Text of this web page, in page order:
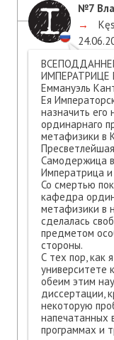
№7
→
ИМПЕРАТРИЦЕ
Еммануэль
Ея
назначить его
ординарнаго
метафизики в
Самодержица
Императрица
Со смертью
кафедра
метафизики в
сделалась
предметом
стороны.
С тех пор, как
университете
обеим этим
диссертации,
некоторую
напечатанных
программах и